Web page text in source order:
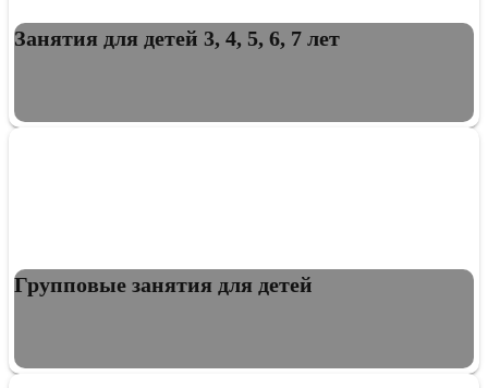
Занятия для детей 3, 4, 5, 6, 7 лет
Групповые занятия для детей